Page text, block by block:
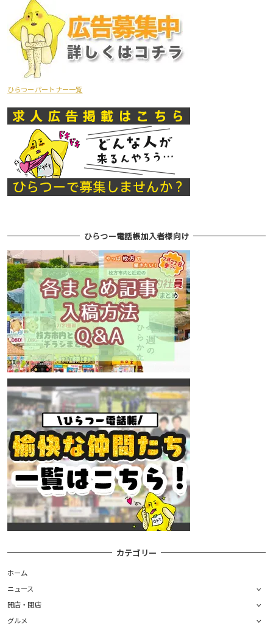
ひらつーパートナー一覧
ひらつー電話帳加入者様向け
カテゴリー
ホーム
ニュース
開店・閉店
グルメ